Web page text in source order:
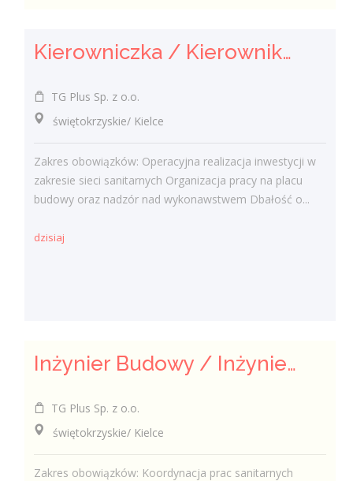
Kierowniczka / Kierownik Robót Sanitarnych
TG Plus Sp. z o.o.
świętokrzyskie/ Kielce
Zakres obowiązków: Operacyjna realizacja inwestycji w
zakresie sieci sanitarnych Organizacja pracy na placu
budowy oraz nadzór nad wykonawstwem Dbałość o...
dzisiaj
Inżynier Budowy / Inżynierka Budowy
TG Plus Sp. z o.o.
świętokrzyskie/ Kielce
Zakres obowiązków: Koordynacja prac sanitarnych